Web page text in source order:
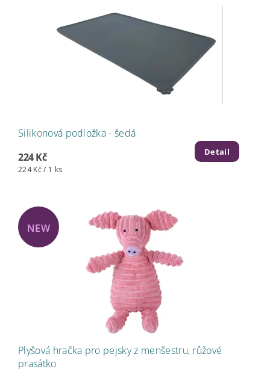
Silikonová podložka - šedá
224 Kč
224 Kč / 1 ks
Detail
NEW
Plyšová hračka pro pejsky z menšestru, růžové
prasátko